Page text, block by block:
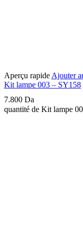
Aperçu rapide Ajouter
Kit lampe 003 – SY158
7.800 Da
quantité de Kit lampe